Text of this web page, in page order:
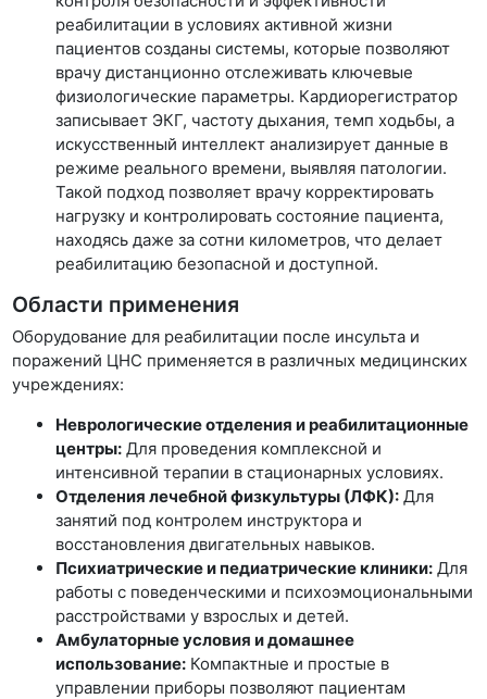
реабилитации в условиях активной жизни
пациентов созданы системы, которые позволяют
врачу дистанционно отслеживать ключевые
физиологические параметры. Кардиорегистратор
записывает ЭКГ, частоту дыхания, темп ходьбы, а
искусственный интеллект анализирует данные в
режиме реального времени, выявляя патологии.
Такой подход позволяет врачу корректировать
нагрузку и контролировать состояние пациента,
находясь даже за сотни километров, что делает
реабилитацию безопасной и доступной.
Области применения
Оборудование для реабилитации после инсульта и
поражений ЦНС применяется в различных медицинских
учреждениях:
Неврологические отделения и реабилитационные
центры: Для проведения комплексной и
интенсивной терапии в стационарных условиях.
Отделения лечебной физкультуры (ЛФК): Для
занятий под контролем инструктора и
восстановления двигательных навыков.
Психиатрические и педиатрические клиники: Для
работы с поведенческими и психоэмоциональными
расстройствами у взрослых и детей.
Амбулаторные условия и домашнее
использование: Компактные и простые в
управлении приборы позволяют пациентам